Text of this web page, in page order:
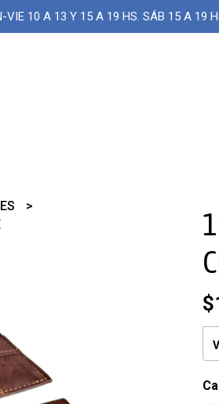
VIE 10 A 13 Y 15 A 19 HS. SÁB 15 A 19